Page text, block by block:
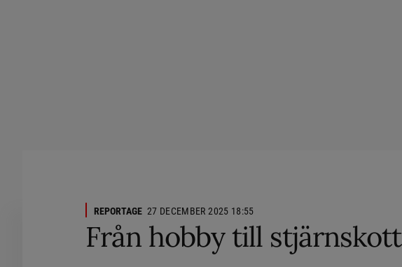
REPORTAGE 27 DECEMBER 2025 18:55
Från hobby till stjärnskott